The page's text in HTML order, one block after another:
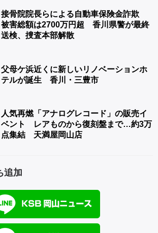
接骨院院長らによる自動車保険金詐欺
被害総額は2700万円超 香川県警が最終
送検、捜査本部解散
父母ケ浜近くに新しいリノベーションホ
テルが誕生 香川・三豊市
人気再燃「アナログレコード」の販売イ
ベント レアものから復刻盤まで…約3万
点集結 天満屋岡山店
追加